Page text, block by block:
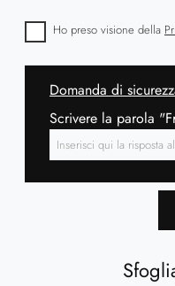
Ho preso visione della
Domanda di
Scrivere la parola